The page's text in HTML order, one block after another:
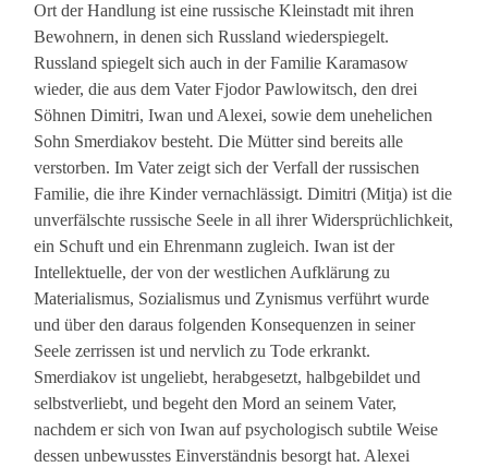
Ort der Handlung ist eine russische Kleinstadt mit ihren
Bewohnern, in denen sich Russland wiederspiegelt.
Russland spiegelt sich auch in der Familie Karamasow
wieder, die aus dem Vater Fjodor Pawlowitsch, den drei
Söhnen Dimitri, Iwan und Alexei, sowie dem unehelichen
Sohn Smerdiakov besteht. Die Mütter sind bereits alle
verstorben. Im Vater zeigt sich der Verfall der russischen
Familie, die ihre Kinder vernachlässigt. Dimitri (Mitja) ist die
unverfälschte russische Seele in all ihrer Widersprüchlichkeit,
ein Schuft und ein Ehrenmann zugleich. Iwan ist der
Intellektuelle, der von der westlichen Aufklärung zu
Materialismus, Sozialismus und Zynismus verführt wurde
und über den daraus folgenden Konsequenzen in seiner
Seele zerrissen ist und nervlich zu Tode erkrankt.
Smerdiakov ist ungeliebt, herabgesetzt, halbgebildet und
selbstverliebt, und begeht den Mord an seinem Vater,
nachdem er sich von Iwan auf psychologisch subtile Weise
dessen unbewusstes Einverständnis besorgt hat. Alexei